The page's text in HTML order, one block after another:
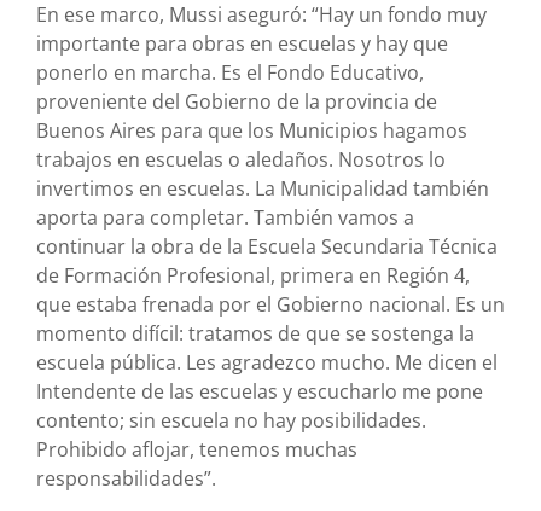
En ese marco, Mussi aseguró: “Hay un fondo muy
importante para obras en escuelas y hay que
ponerlo en marcha. Es el Fondo Educativo,
proveniente del Gobierno de la provincia de
Buenos Aires para que los Municipios hagamos
trabajos en escuelas o aledaños. Nosotros lo
invertimos en escuelas. La Municipalidad también
aporta para completar. También vamos a
continuar la obra de la Escuela Secundaria Técnica
de Formación Profesional, primera en Región 4,
que estaba frenada por el Gobierno nacional. Es un
momento difícil: tratamos de que se sostenga la
escuela pública. Les agradezco mucho. Me dicen el
Intendente de las escuelas y escucharlo me pone
contento; sin escuela no hay posibilidades.
Prohibido aflojar, tenemos muchas
responsabilidades”.